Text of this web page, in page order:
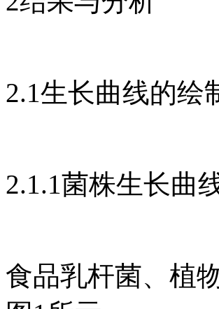
2.1生长曲线的绘
2.1.1菌株生长曲
食品乳杆菌、植